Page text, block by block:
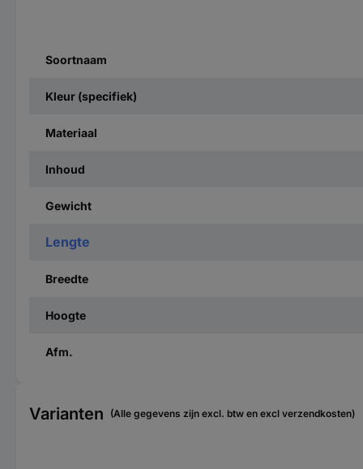
Soortnaam
Kleur (specifiek)
Materiaal
Inhoud
Gewicht
Lengte
Breedte
Hoogte
Afm.
Varianten (Alle gegevens zijn excl. btw en excl verzendkosten)